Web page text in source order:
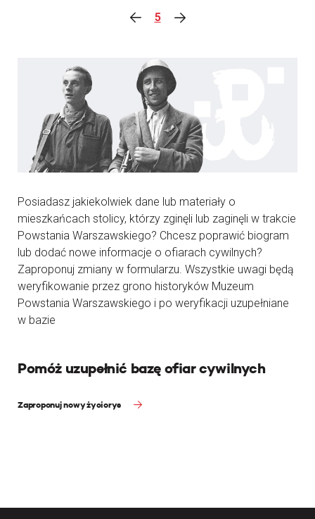
5
Posiadasz jakiekolwiek dane lub materiały o
mieszkańcach stolicy, którzy zginęli lub zaginęli w trakcie
Powstania Warszawskiego? Chcesz poprawić biogram
lub dodać nowe informacje o ofiarach cywilnych?
Zaproponuj zmiany w formularzu. Wszystkie uwagi będą
weryfikowanie przez grono historyków Muzeum
Powstania Warszawskiego i po weryfikacji uzupełniane
w bazie
Pomóż uzupełnić bazę ofiar cywilnych
Zaproponuj nowy życiorys